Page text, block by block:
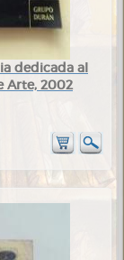
dedicada al
Arte, 2002